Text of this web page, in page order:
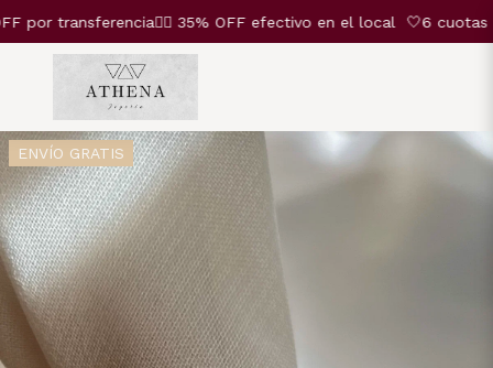
por transferencia❤️‍🔥 35% OFF efectivo en el local 🤍6 cuotas
ENVÍO GRATIS